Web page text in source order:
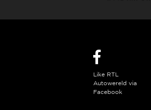
Like RTL
Autowereld via
Facebook